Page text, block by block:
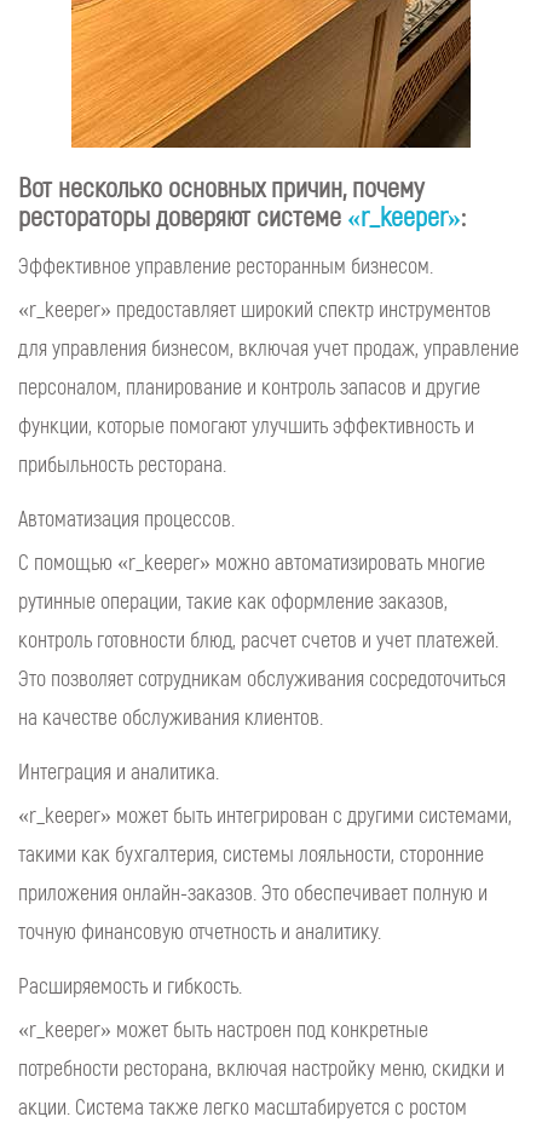
Вот несколько основных причин, почему
рестораторы доверяют системе «r_keeper»:
Эффективное управление ресторанным бизнесом.
«r_keeper» предоставляет широкий спектр инструментов
для управления бизнесом, включая учет продаж, управление
персоналом, планирование и контроль запасов и другие
функции, которые помогают улучшить эффективность и
прибыльность ресторана.
Автоматизация процессов.
С помощью «r_keeper» можно автоматизировать многие
рутинные операции, такие как оформление заказов,
контроль готовности блюд, расчет счетов и учет платежей.
Это позволяет сотрудникам обслуживания сосредоточиться
на качестве обслуживания клиентов.
Интеграция и аналитика.
«r_keeper» может быть интегрирован с другими системами,
такими как бухгалтерия, системы лояльности, сторонние
приложения онлайн-заказов. Это обеспечивает полную и
точную финансовую отчетность и аналитику.
Расширяемость и гибкость.
«r_keeper» может быть настроен под конкретные
потребности ресторана, включая настройку меню, скидки и
акции. Система также легко масштабируется с ростом